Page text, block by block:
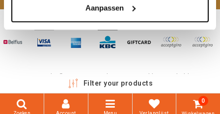
Aanpassen
Copyright © 2026 - 4WD Shop | Powered by emarkable
Filter your products
0